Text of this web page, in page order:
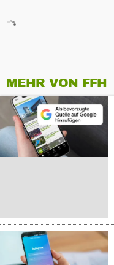
MEHR VON FFH